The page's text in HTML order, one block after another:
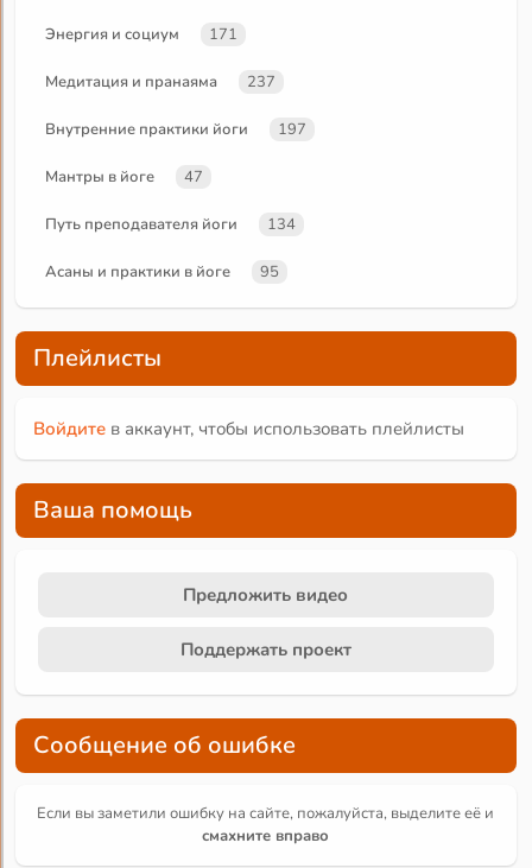
Энергия и социум 171
Медитация и пранаяма 237
Внутренние практики йоги 197
Мантры в йоге 47
Путь преподавателя йоги 134
Асаны и практики в йоге 95
Плейлисты
Войдите в аккаунт, чтобы использовать плейлисты
Ваша помощь
Предложить видео
Поддержать проект
Сообщение об ошибке
Если вы заметили ошибку на сайте, пожалуйста, выделите её и
смахните вправо